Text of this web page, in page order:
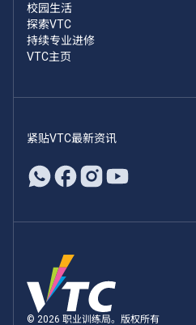
校园生活
探索VTC
持续专业进修
VTC主页
紧贴VTC最新资讯
© 2026 职业训练局。版权所有